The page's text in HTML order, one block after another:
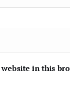
website in this